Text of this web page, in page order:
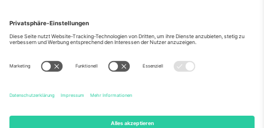
Mexico
Av Chapultepec 360, Roma
Norte, Cuauhtémoc, 06700
Ciudad de México, CDMX,
Mexico
Die juristische Person des Plattformanbieters kann je nach
Informationen finden Sie auf der jeweiligen Veranstaltungsseite, im